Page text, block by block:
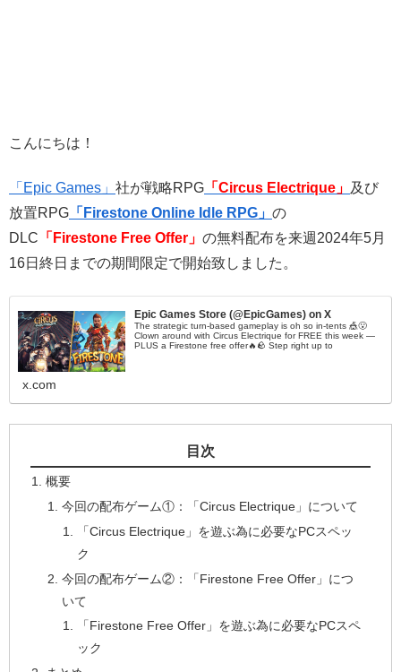
こんにちは！
「Epic Games」 社が戦略RPG 「Circus Electrique」 及び
放置RPG 「Firestone Online Idle RPG」 の
DLC 「Firestone Free Offer 」 の無料配布を来週2024年5月
16日終日までの期間限定で開始致しました。
Epic Games Store (@EpicGames) on X
The strategic turn-based gameplay is oh so in-tents 🎪😮
Clown around with Circus Electrique for FREE this week —
PLUS a Firestone free offer🔥🪨 Step right up to
x.com
目次
概要
今回の配布ゲーム①：「Circus Electrique」について
「Circus Electrique」を遊ぶ為に必要なPCスペッ
ク
今回の配布ゲーム②：「Firestone Free Offer」につ
いて
「Firestone Free Offer」を遊ぶ為に必要なPCスペ
ック